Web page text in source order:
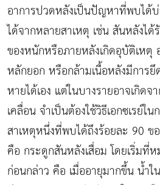
อาการปวดหลังเป็นปัญหาที่พบได้บ่
ได้จากหลายสาเหตุ เช่น สันหลังไ
ของหนักหรือภายหลังเกิดอุบัติเหตุ
หลักยอก หรือกล้ามเนื้อหลังมีการ
หายได้เอง แต่ในบางรายอาจเกิด
เคลื่อน จำเป็นต้องใช้วิธีเอกซเรย์ใ
สาเหตุหนึ่งที่พบได้ถึงร้อยละ 90
คือ กระดูกสันหลังเสื่อม โดยเริ่มที่
ก่อนกล่าว คือ เมื่ออายุมากขึ้น น้ำ